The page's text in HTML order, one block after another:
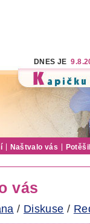
DNES JE
Naštvalo vás
vás
/ Diskuse /